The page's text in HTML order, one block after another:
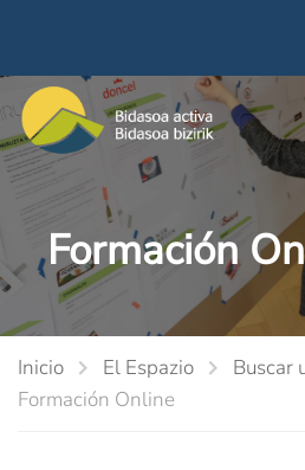
Formación
Inicio El Espazio
Buscar
Formación Online